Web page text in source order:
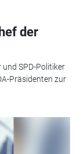
der
und SPD-Politiker
Präsidenten zur